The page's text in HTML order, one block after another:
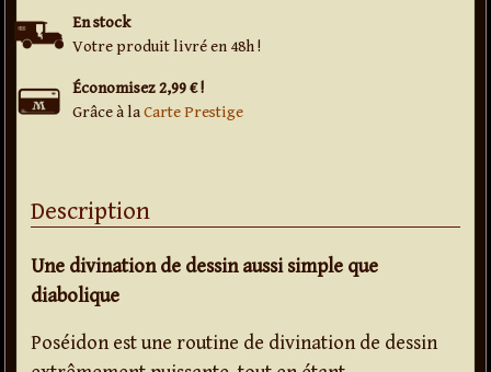
En stock
Votre produit livré en 48h !
Économisez 2,99 € !
Grâce à laCarte Prestige
Description
Une divination de dessin aussi simple que
diabolique
Poséidon est une routine de divination de dessin